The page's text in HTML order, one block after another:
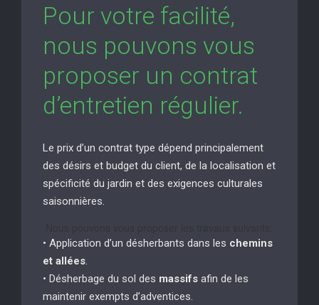
Pour votre facilité,
nous pouvons vous
proposer un contrat
d’entretien régulier.
Le prix d’un contrat type dépend principalement
des désirs et budget du client, de la localisation et
spécificité du jardin et des exigences culturales
saisonnières.
• Application d’un désherbants dans les chemins
et allées
• Désherbage du sol des massifs afin de les
maintenir exempts d’adventices.